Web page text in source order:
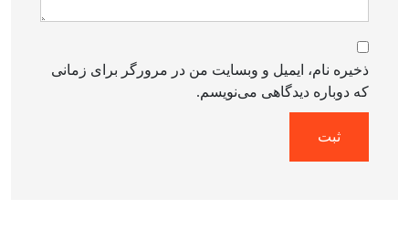
ذخیره نام، ایمیل و وبسایت من در مرورگر برای زمانی
که دوباره دیدگاهی می‌نویسم.